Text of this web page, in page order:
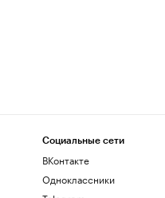
Социальные сети
ВКонтакте
Одноклассники